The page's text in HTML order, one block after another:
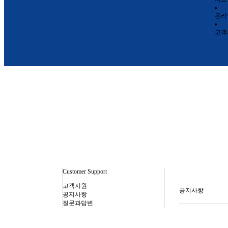
온라
고객
Customer Support
고객지원
공지사항
질문과답변
공지사항